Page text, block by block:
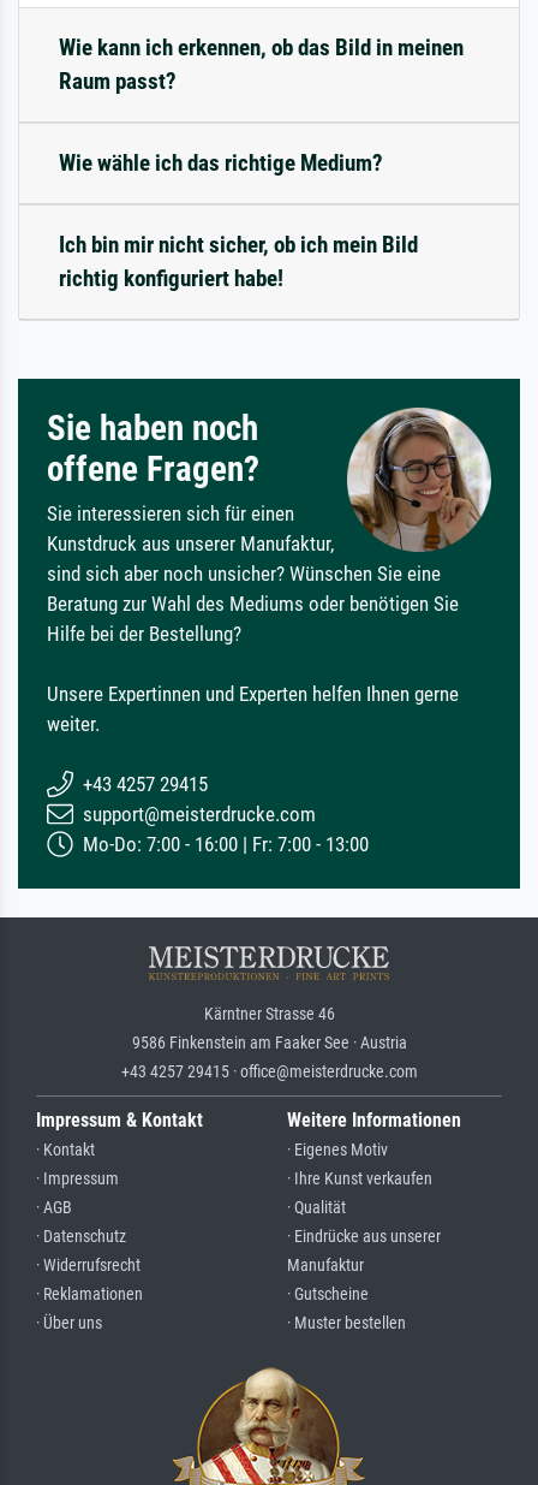
Wie kann ich erkennen, ob das Bild in meinen
Raum passt?
Wie wähle ich das richtige Medium?
Ich bin mir nicht sicher, ob ich mein Bild
richtig konfiguriert habe!
Sie haben noch
offene Fragen?
Sie interessieren sich für einen
Kunstdruck aus unserer Manufaktur,
sind sich aber noch unsicher? Wünschen Sie eine
Beratung zur Wahl des Mediums oder benötigen Sie
Hilfe bei der Bestellung?
Unsere Expertinnen und Experten helfen Ihnen gerne
weiter.
+43 4257 29415
support@meisterdrucke.com
Mo-Do: 7:00 - 16:00 | Fr: 7:00 - 13:00
Kärntner Strasse 46
9586 Finkenstein am Faaker See · Austria
+43 4257 29415 · office@meisterdrucke.com
Impressum & Kontakt
· Kontakt
· Impressum
· AGB
· Datenschutz
· Widerrufsrecht
· Reklamationen
· Über uns
Weitere Informationen
· Eigenes Motiv
· Ihre Kunst verkaufen
· Qualität
· Eindrücke aus unserer
Manufaktur
· Gutscheine
· Muster bestellen